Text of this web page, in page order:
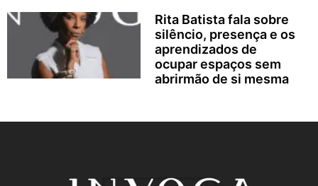
Rita Batista fala sobre
silêncio, presença e os
aprendizados de
ocupar espaços sem
abrirmão de si mesma